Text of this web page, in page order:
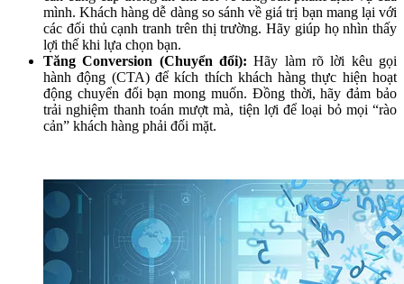
mình. Khách hàng dễ dàng so sánh về giá trị bạn mang lại với
các đối thủ cạnh tranh trên thị trường. Hãy giúp họ nhìn thấy
lợi thế khi lựa chọn bạn.
Tăng Conversion (Chuyển đổi):Hãy làm rõ lời kêu gọi
hành động (CTA) để kích thích khách hàng thực hiện hoạt
động chuyển đổi bạn mong muốn. Đồng thời, hãy đảm bảo
trải nghiệm thanh toán mượt mà, tiện lợi để loại bỏ mọi “rào
cản” khách hàng phải đối mặt.